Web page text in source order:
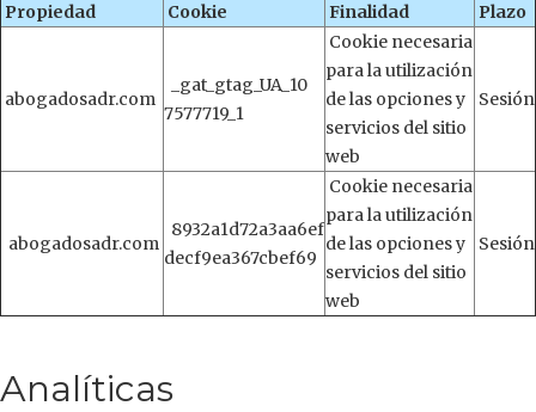
Propiedad Cookie Finalidad Plazo
abogadosadr.com
_gat_gtag_UA_10
7577719_1
Cookie necesaria
para la utilización
de las opciones y
servicios del sitio
web
Sesión
abogadosadr.com
8932a1d72a3aa6ef
decf9ea367cbef69
Cookie necesaria
para la utilización
de las opciones y
servicios del sitio
web
Sesión
Analíticas